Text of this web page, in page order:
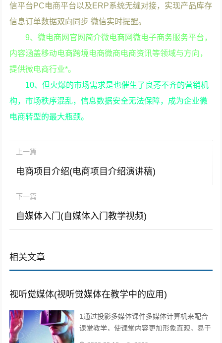
信平台PC电商平台以及ERP系统无缝对接，实现产品库存
信息订单数据双向同步 微信实时提醒。
9、微电商网官网简介微电商网微电子商务服务平台，
内容涵盖移动电商跨境电商微商电商资讯等领域与方向，
提供微电商行业*。
10、但火爆的市场需求是也催生了良莠不齐的营销机
构，市场秩序混乱，信息数据安全无法保障，成为企业微
电商转型的最大瓶颈。
上一篇
电商项目介绍(电商项目介绍演讲稿)
下一篇
自媒体入门(自媒体入门教学视频)
相关文章
视听觉媒体(视听觉媒体在教学中的应用)
1通过投影多媒体课件多媒体计算机来配合
课堂教学，使课堂内容更加形象直观，易于
师生情感交流，及时反馈和引导，从而有效